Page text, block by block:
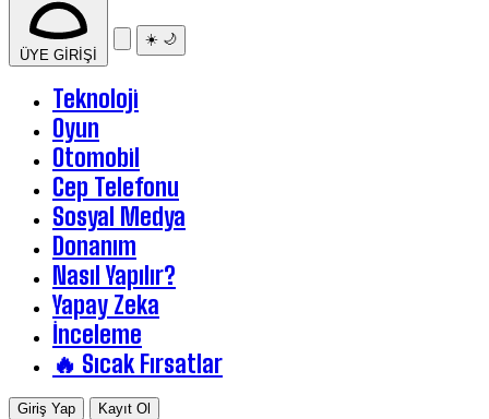
ÜYE GİRİŞİ
☀️ 🌙
Teknoloji
Oyun
Otomobil
Cep Telefonu
Sosyal Medya
Donanım
Nasıl Yapılır?
Yapay Zeka
İnceleme
🔥 Sıcak Fırsatlar
Giriş Yap Kayıt Ol